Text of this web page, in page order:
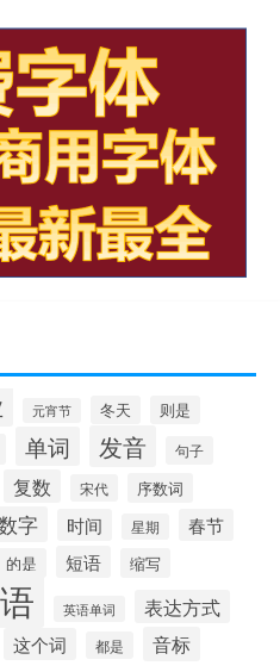
元宵节 冬天
则是
单词 发音 句子
复数 宋代
序数词
字 时间 星期 春节
的是 短语 缩写
英语单词 表达方式
这个词 都是 音标